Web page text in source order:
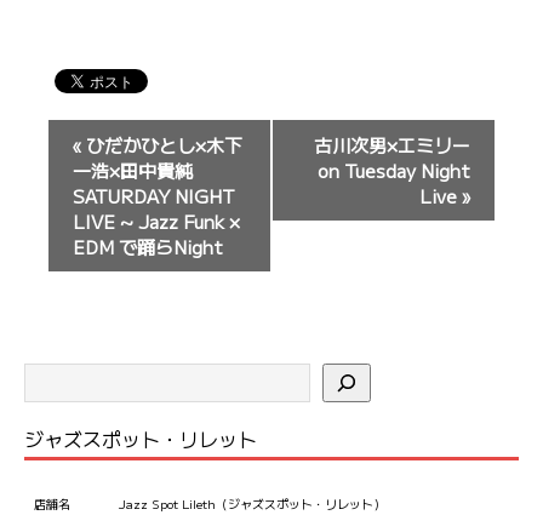
ー
ン
« ひだかひとし×木下
一浩×田中貴純
SATURDAY NIGHT
LIVE ~ Jazz Funk ×
EDM で踊らNight
古川次男×エミリー
on Tuesday Night
Live»
ジャズスポット・リレット
店舗名 Jazz Spot Lileth（ジャズスポット・リレット）